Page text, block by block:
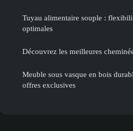
Tuyau alimentaire souple :
optimales
Découvrez les meilleures
Meuble sous vasque en bois
offres exclusives